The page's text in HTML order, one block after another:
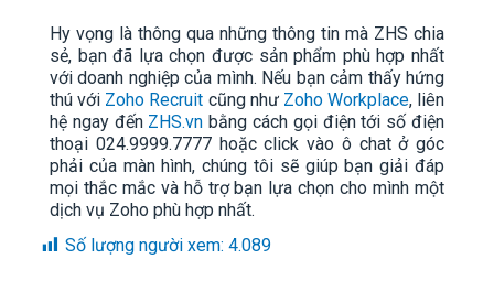
Hy vọng là thông qua những thông tin mà ZHS chia
sẻ, bạn đã lựa chọn được sản phẩm phù hợp nhất
với doanh nghiệp của mình. Nếu bạn cảm thấy hứng
thú với Zoho Recruit cũng như Zoho Workplace, liên
hệ ngay đến ZHS.vn bằng cách gọi điện tới số điện
thoại 024.9999.7777 hoặc click vào ô chat ở góc
phải của màn hình, chúng tôi sẽ giúp bạn giải đáp
mọi thắc mắc và hỗ trợ bạn lựa chọn cho mình một
dịch vụ Zoho phù hợp nhất.
Số lượng người xem: 4.089